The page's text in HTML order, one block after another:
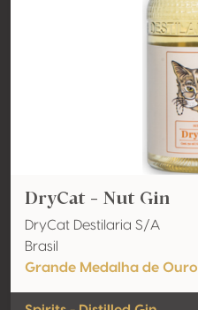
DryCat - Nut Gin
DryCat Destilaria S/A
Brasil
Grande Medalha de Ouro